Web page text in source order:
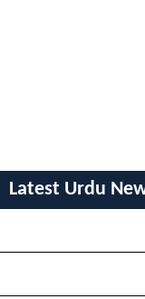
Latest Urdu